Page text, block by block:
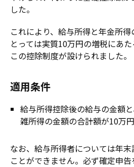
した。
これにより、給与所得と年金所
とっては実質10万円の増税にあ
この控除制度が設けられました。
適用条件
給与所得控除後の給与の金額
雑所得の金額の合計額が10万
なお、給与所得者については年
ことができません。必ず確定申告